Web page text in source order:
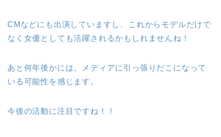
CMなどにも出演していますし、これからモデルだけで
なく女優としても活躍されるかもしれませんね！
あと何年後かには、メディアに引っ張りだこになって
いる可能性を感じます。
今後の活動に注目ですね！！